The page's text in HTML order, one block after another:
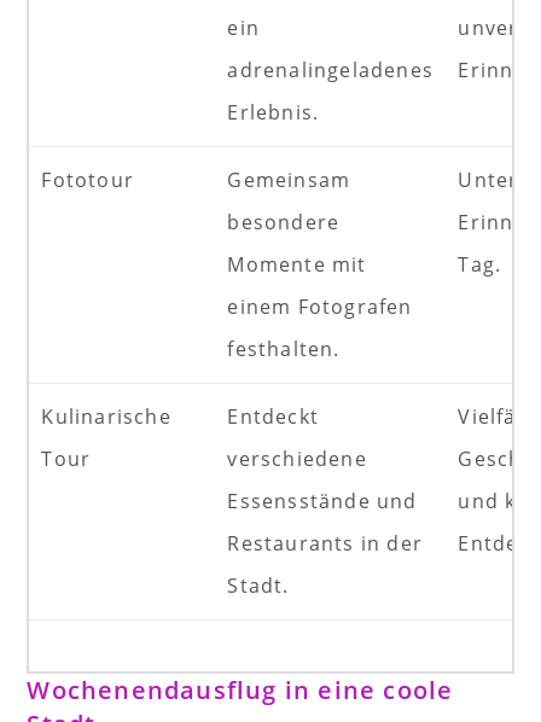
ein
adrenalingeladenes
Erlebnis.
Fototour
Gemeinsam
besondere
Momente mit
einem Fotografen
festhalten.
Tag.
Kulinarische
Tour
Entdeckt
verschiedene
Essensstände und
Restaurants in der
Stadt.
und
Wochenendausflug in eine coole